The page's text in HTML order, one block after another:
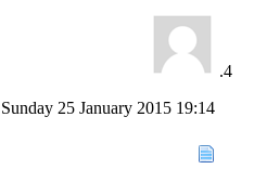
Sunday 25 January 2015 19:14